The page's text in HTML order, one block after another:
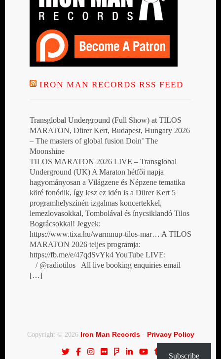
IRON MAN RECORDS RSS FEED
Transglobal Underground (Full Show) at TILOS
MARATON, Dürer Kert, Budapest, Hungary 2026
– The masters of global fusion Doin’ The
Moonshine
TILOS MARATON 2026 LIVE – Transglobal
Underground (UK) A Maraton hétfői napja
hagyományosan a Világzene és Népzene tematika
köré fonódik, így lesz ez idén is a Dürer Kert 5
programhelyszínén izgalmas koncertekkel,
lemezlovasokkal, Tombolával és ínycsiklandó Tilos
Bográcsokkal! Jegyek:
https://www.tixa.hu/warmnup-tilos-mar… A TILOS
MARATON 2026 teljes programja:
https://fb.me/e/47qdSvYk4 YouTube LIVE:
/ @radiotilos All live booking enquiries email
[…]
Copyright © 2026 Iron Man Records· Privacy Policy
Subscribe